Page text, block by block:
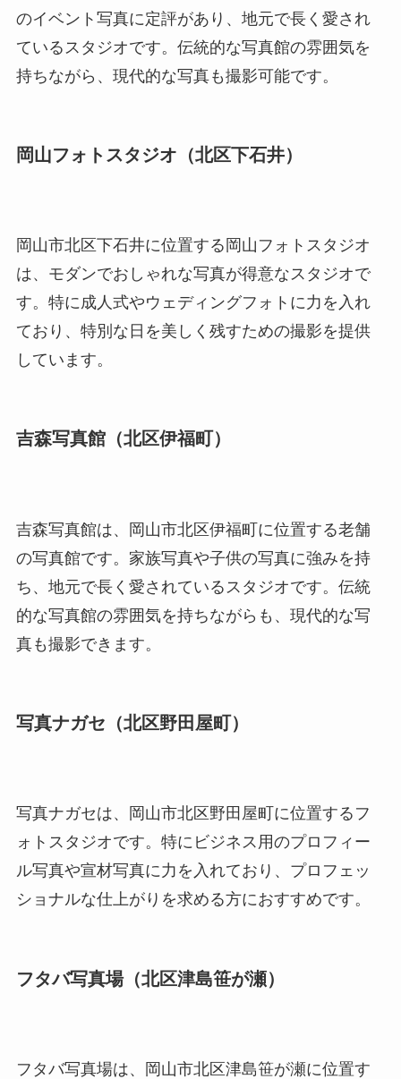
のイベント写真に定評があり、地元で長く愛され
ているスタジオです。伝統的な写真館の雰囲気を
持ちながら、現代的な写真も撮影可能です。
岡山フォトスタジオ（北区下石井）
岡山市北区下石井に位置する岡山フォトスタジオ
は、モダンでおしゃれな写真が得意なスタジオで
す。特に成人式やウェディングフォトに力を入れ
ており、特別な日を美しく残すための撮影を提供
しています。
吉森写真館（北区伊福町）
吉森写真館は、岡山市北区伊福町に位置する老舗
の写真館です。家族写真や子供の写真に強みを持
ち、地元で長く愛されているスタジオです。伝統
的な写真館の雰囲気を持ちながらも、現代的な写
真も撮影できます。
写真ナガセ（北区野田屋町）
写真ナガセは、岡山市北区野田屋町に位置するフ
ォトスタジオです。特にビジネス用のプロフィー
ル写真や宣材写真に力を入れており、プロフェッ
ショナルな仕上がりを求める方におすすめです。
フタバ写真場（北区津島笹が瀬）
フタバ写真場は、岡山市北区津島笹が瀬に位置す